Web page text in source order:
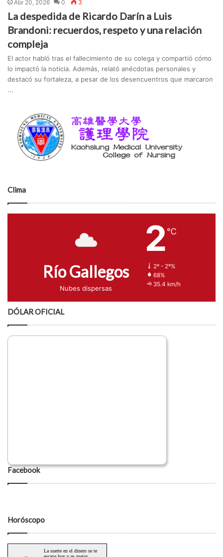
Abr 20, 2026 0 3
La despedida de Ricardo Darín a Luis
Brandoni: recuerdos, respeto y una relación
compleja
El actor habló tras el fallecimiento de su colega y compartió cómo
lo impactó la noticia. Además, relató anécdotas personales y
destacó su fortaleza, a pesar de los desencuentros que marcaron
...
Clima
Río Gallegos
Nubes dispersas
2 ℃
2º - 2º%
68%
35.4 km/h
DÓLAR OFICIAL
Facebook
Horóscopo